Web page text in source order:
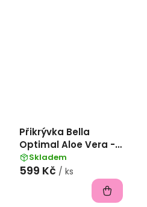
Přikrývka Bella
Optimal Aloe Vera -
140x200
Skladem
599 Kč / ks